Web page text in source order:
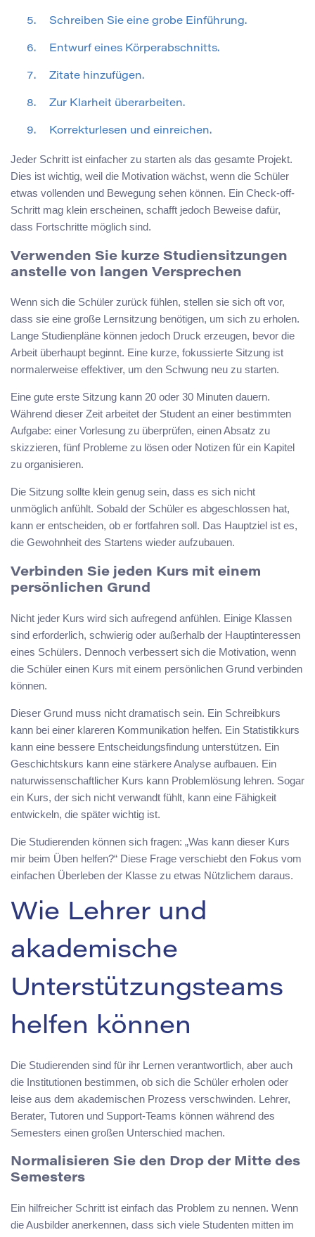
Schreiben Sie eine grobe Einführung.
Entwurf eines Körperabschnitts.
Zitate hinzufügen.
Zur Klarheit überarbeiten.
Korrekturlesen und einreichen.
Jeder Schritt ist einfacher zu starten als das gesamte Projekt.
Dies ist wichtig, weil die Motivation wächst, wenn die Schüler
etwas vollenden und Bewegung sehen können. Ein Check-off-
Schritt mag klein erscheinen, schafft jedoch Beweise dafür,
dass Fortschritte möglich sind.
Verwenden Sie kurze Studiensitzungen
anstelle von langen Versprechen
Wenn sich die Schüler zurück fühlen, stellen sie sich oft vor,
dass sie eine große Lernsitzung benötigen, um sich zu erholen.
Lange Studienpläne können jedoch Druck erzeugen, bevor die
Arbeit überhaupt beginnt. Eine kurze, fokussierte Sitzung ist
normalerweise effektiver, um den Schwung neu zu starten.
Eine gute erste Sitzung kann 20 oder 30 Minuten dauern.
Während dieser Zeit arbeitet der Student an einer bestimmten
Aufgabe: einer Vorlesung zu überprüfen, einen Absatz zu
skizzieren, fünf Probleme zu lösen oder Notizen für ein Kapitel
zu organisieren.
Die Sitzung sollte klein genug sein, dass es sich nicht
unmöglich anfühlt. Sobald der Schüler es abgeschlossen hat,
kann er entscheiden, ob er fortfahren soll. Das Hauptziel ist es,
die Gewohnheit des Startens wieder aufzubauen.
Verbinden Sie jeden Kurs mit einem
persönlichen Grund
Nicht jeder Kurs wird sich aufregend anfühlen. Einige Klassen
sind erforderlich, schwierig oder außerhalb der Hauptinteressen
eines Schülers. Dennoch verbessert sich die Motivation, wenn
die Schüler einen Kurs mit einem persönlichen Grund verbinden
können.
Dieser Grund muss nicht dramatisch sein. Ein Schreibkurs
kann bei einer klareren Kommunikation helfen. Ein Statistikkurs
kann eine bessere Entscheidungsfindung unterstützen. Ein
Geschichtskurs kann eine stärkere Analyse aufbauen. Ein
naturwissenschaftlicher Kurs kann Problemlösung lehren. Sogar
ein Kurs, der sich nicht verwandt fühlt, kann eine Fähigkeit
entwickeln, die später wichtig ist.
Die Studierenden können sich fragen: „Was kann dieser Kurs
mir beim Üben helfen?“ Diese Frage verschiebt den Fokus vom
einfachen Überleben der Klasse zu etwas Nützlichem daraus.
Wie Lehrer und
akademische
Unterstützungsteams
helfen können
Die Studierenden sind für ihr Lernen verantwortlich, aber auch
die Institutionen bestimmen, ob sich die Schüler erholen oder
leise aus dem akademischen Prozess verschwinden. Lehrer,
Berater, Tutoren und Support-Teams können während des
Semesters einen großen Unterschied machen.
Normalisieren Sie den Drop der Mitte des
Semesters
Ein hilfreicher Schritt ist einfach das Problem zu nennen. Wenn
die Ausbilder anerkennen, dass sich viele Studenten mitten im